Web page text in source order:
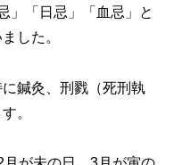
」「日忌」「血忌」と
した。
鍼灸、刑戮（死刑執
。